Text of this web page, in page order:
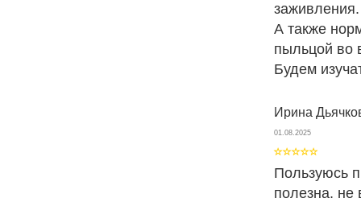
заживления.
А также
пыльцой во
Будем
Ирина
01.08.2025
Пользуюсь
полезна, не